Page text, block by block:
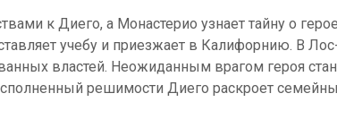
к Диего, а Монастерио узнает тайну о
учебу и приезжает в Калифорнию. В
властей. Неожиданным врагом героя
решимости Диего раскроет